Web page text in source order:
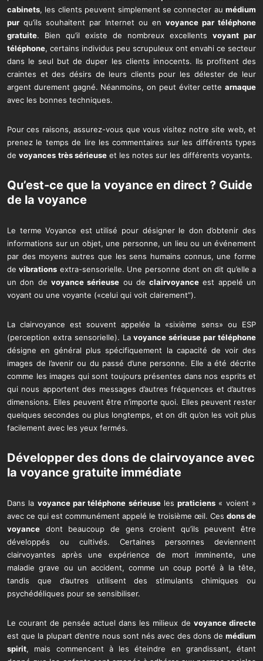
cabinets, les clients peuvent simplement se connecter au médium
pur qu’ils souhaitent par Internet ou en voyance par téléphone
gratuite. Bien qu’il existe de nombreux excellents voyant par
téléphone, certains individus peu scrupuleux ont envahi ce secteur
dans le seul but de duper les clients innocents. Ils profitent des
craintes et des désirs de leurs clients pour les délester de leur
argent durement gagné. Néanmoins, on peut éviter cette arnaque
avec les bonnes techniques.
Pour ces raisons, assurez-vous que vous visitez notre site web, et
prenez le temps de lire les commentaires sur les différents types
de voyances très sérieuse et les notes sur les différents voyants.
Qu’est-ce que la voyance en direct ? Guide
de la voyance
Le terme Voyance est utilisé pour désigner le don d’obtenir des
informations sur un objet, une personne, un lieu ou un événement
par des moyens autres que les sens humains connus, une forme
devibrations extra-sensorielle. Une personne dont on dit qu’elle a
un don de voyance sérieuse ou declairvoyance est appelé un
voyant ou une voyante («celui qui voit clairement”).
La clairvoyance est souvent appelée la «sixième sens» ou ESP
(perception extra sensorielle). Lavoyance sérieuse par téléphone
désigne en général plus spécifiquement la capacité de voir des
images de l’avenir ou du passé d’une personne. Elle a été décrite
comme les images qui sont toujours présentes dans nos esprits et
qui nous apportent des messages d’autres fréquences et d’autres
dimensions. Elles peuvent être n’importe quoi. Elles peuvent rester
quelques secondes ou plus longtemps, et on dit qu’on les voit plus
facilement avec les yeux fermés.
Développer des dons de clairvoyance avec
la voyance gratuite immédiate
Dans la voyance par téléphone sérieuselespraticiens « voient »
avec ce qui est communément appelé le troisième œil. Ces dons de
voyance dont beaucoup de gens croient qu’ils peuvent être
développés ou cultivés. Certaines personnes deviennent
clairvoyantes après une expérience de mort imminente, une
maladie grave ou un accident, comme un coup porté à la tête,
tandis que d’autres utilisent des stimulants chimiques ou
psychédéliques pour se sensibiliser.
Le courant de pensée actuel dans les milieux de voyance directe
est que la plupart d’entre nous sont nés avec des dons de médium
spirit, mais commencent à les éteindre en grandissant, étant